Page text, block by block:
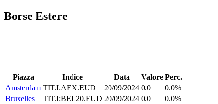
Borse Estere
Piazza Indice Data Valore Perc.
Amsterdam TIT.I:AEX.EUD 20/09/2024 0.0
0.0%
Bruxelles
TIT.I:BEL20.EUD 20/09/2024 0.0
0.0%